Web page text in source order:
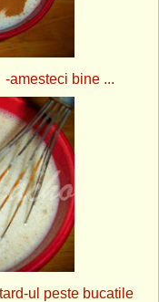
...
bucatile